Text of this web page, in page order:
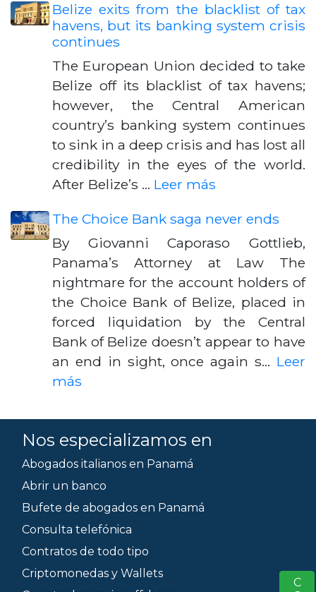
Belize exits from the blacklist of tax
havens, but its banking system crisis
continues
The European Union decided to take
Belize off its blacklist of tax havens;
however, the Central American
country’s banking system continues
to sink in a deep crisis and has lost all
credibility in the eyes of the world.
After Belize’s … Leer más
The Choice Bank saga never ends
By Giovanni Caporaso Gottlieb,
Panama’s Attorney at Law The
nightmare for the account holders of
the Choice Bank of Belize, placed in
forced liquidation by the Central
Bank of Belize doesn’t appear to have
an end in sight, once again s… Leer
más
Nos especializamos en
Abogados italianos en Panamá
Abrir un banco
Bufete de abogados en Panamá
Consulta telefónica
Contratos de todo tipo
Criptomonedas y Wallets